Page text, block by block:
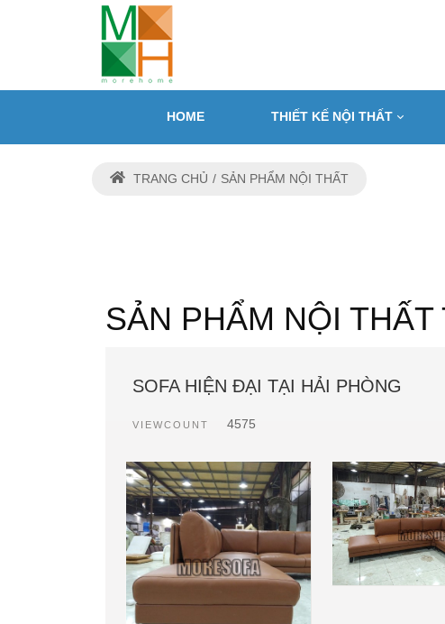
HOME THIẾT KẾ NỘI THẤT
TRANG CHỦ SẢN PHẨM NỘI THẤT
SẢN PHẨM NỘI
SOFA HIỆN ĐẠI TẠI HẢI PHÒNG
VIEWCOUNT 4575